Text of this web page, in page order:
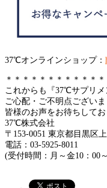
37℃オンラインショップ：
＊＊＊＊＊＊＊＊＊＊＊
これからも『37℃サプリメ
ご心配・ご不明点ござい
皆様のお声をお待ちしてお
37℃株式会社
〒153-0051 東京都目黒区
電話：03-5925-8011
(受付時間：月～金10：00